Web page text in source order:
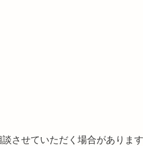
させていただく場合があります